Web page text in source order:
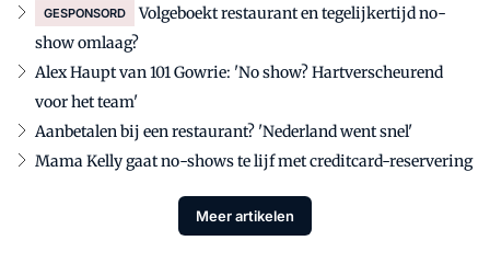
GESPONSORD
Volgeboekt restaurant en tegelijkertijd no-
show omlaag?
Alex Haupt van 101 Gowrie: 'No show? Hartverscheurend
voor het team'
Aanbetalen bij een restaurant? 'Nederland went snel'
Mama Kelly gaat no-shows te lijf met creditcard-reservering
Meer artikelen